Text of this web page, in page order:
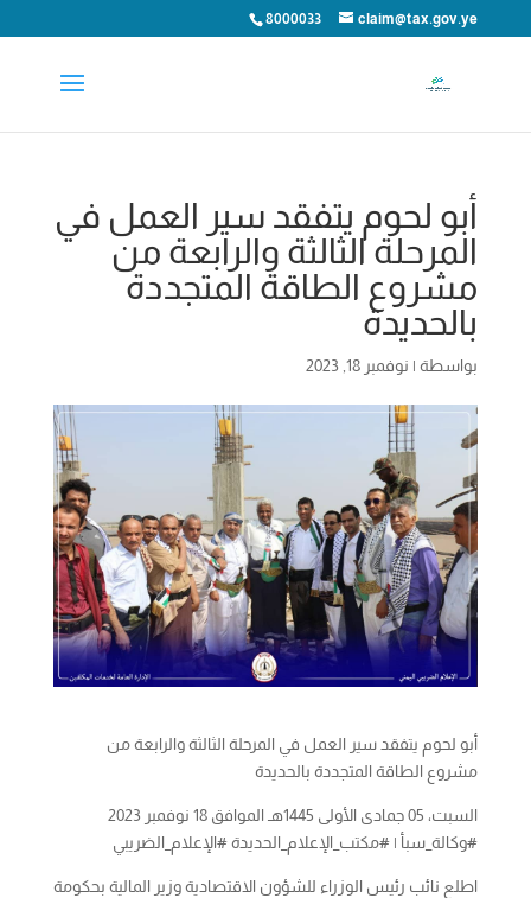
8000033 claim@tax.gov.ye
أبو لحوم يتفقد سير العمل في
المرحلة الثالثة والرابعة من
مشروع الطاقة المتجددة
بالحديدة
بواسطة | نوفمبر 18, 2023
أبو لحوم يتفقد سير العمل في المرحلة الثالثة والرابعة من
مشروع الطاقة المتجددة بالحديدة
السبت، 05 جمادى الأولى 1445هـ الموافق 18 نوفمبر 2023
#وكالة_سبأ | #مكتب_الإعلام_الحديدة #الإعلام_الضريبي
اطلع نائب رئيس الوزراء للشؤون الاقتصادية وزير المالية بحكومة